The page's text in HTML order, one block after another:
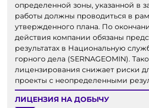
определенной зоны, указанной в
работы должны проводиться в
утвержденного плана. По
действия компании обязаны
результатах в Национальную
горного дела (SERNAGEOMIN).
лицензирования снижает риски
проекты с неопределенными
ЛИЦЕНЗИЯ НА ДОБЫЧУ